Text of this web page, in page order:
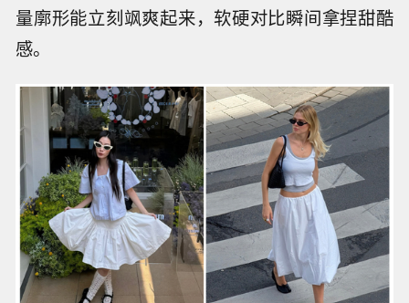
量廓形能立刻飒爽起来，软硬对比瞬间拿捏甜酷
感。